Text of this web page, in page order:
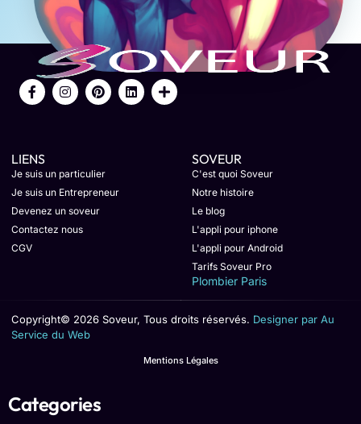
LIENS
Je suis un particulier
Je suis un Entrepreneur
Devenez un soveur
Contactez nous
CGV
SOVEUR
C'est quoi Soveur
Notre histoire
Le blog
L'appli pour iphone
L'appli pour Android
Tarifs Soveur Pro
Plombier Paris
Copyright© 2026 Soveur, Tous droits réservés. Designer par Au
Service du Web
Mentions Légales
Categories